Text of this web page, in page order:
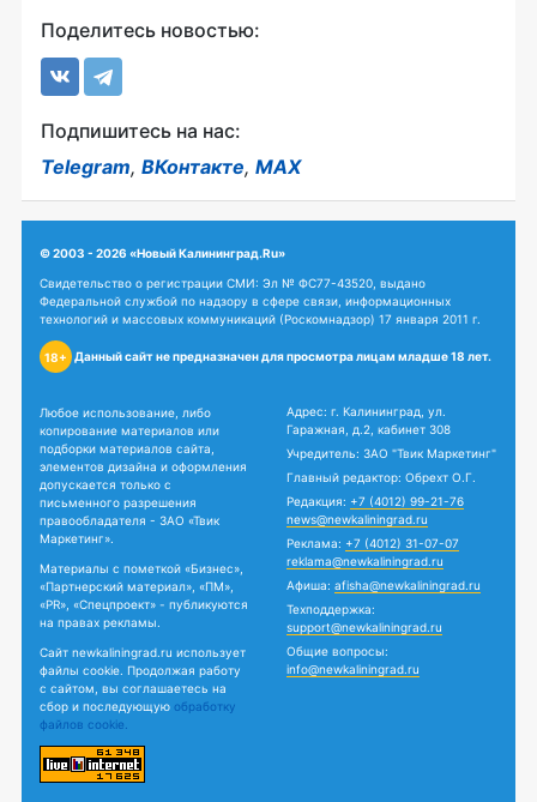
Поделитесь новостью:
Подпишитесь на нас:
Telegram, ВКонтакте, MAX
© 2003 - 2026 «Новый Калининград.Ru»
Свидетельство о регистрации СМИ: Эл № ФС77-43520, выдано
Федеральной службой по надзору в сфере связи, информационных
технологий и массовых коммуникаций (Роскомнадзор) 17 января 2011 г.
18+ Данный сайт не предназначен для просмотра лицам младше 18 лет.
Любое использование, либо
копирование материалов или
подборки материалов сайта,
элементов дизайна и оформления
допускается только с
письменного разрешения
правообладателя - ЗАО «Твик
Маркетинг».
Материалы с пометкой «Бизнес»,
«Партнерский материал», «ПМ»,
«PR», «Спецпроект» - публикуются
на правах рекламы.
Сайт newkaliningrad.ru использует
файлы cookie. Продолжая работу
с сайтом, вы соглашаетесь на
сбор и последующую обработку
файлов cookie.
Адрес: г. Калининград, ул.
Гаражная, д.2, кабинет 308
Учредитель: ЗАО "Твик Маркетинг"
Главный редактор: Обрехт О.Г.
Редакция: +7 (4012) 99-21-76
news@newkaliningrad.ru
Реклама: +7 (4012) 31-07-07
reklama@newkaliningrad.ru
Афиша: afisha@newkaliningrad.ru
Техподдержка:
support@newkaliningrad.ru
Общие вопросы:
info@newkaliningrad.ru